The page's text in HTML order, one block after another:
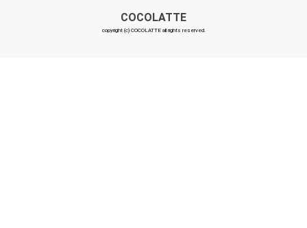
COCOLATTE
copyright (c) COCOLATTE all rights reserved.